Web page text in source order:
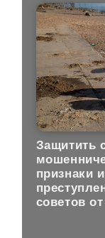
Защитить
признаки
советов